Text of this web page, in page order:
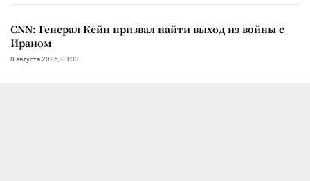
CNN: Генерал Кейн призвал найти выход из войны с
Ираном
8 августа 2026, 03:33